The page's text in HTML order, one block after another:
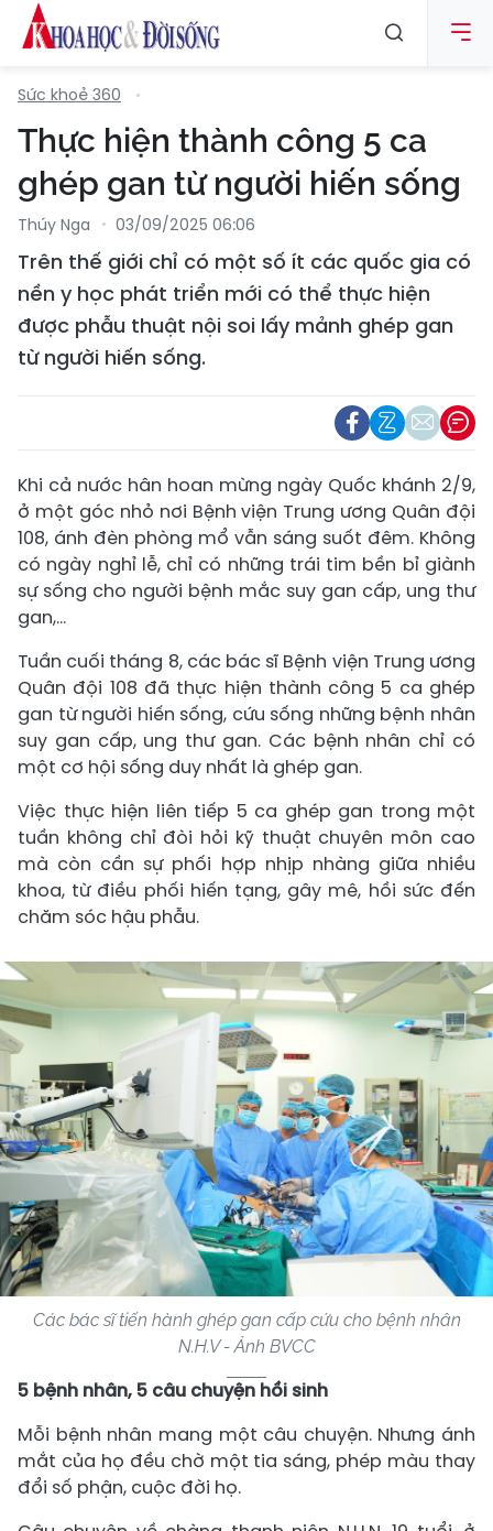
Sức khoẻ 360
Thực hiện thành công 5 ca
ghép gan từ người hiến sống
Thúy Nga 03/09/2025 06:06
Trên thế giới chỉ có một số ít các quốc gia có
nền y học phát triển mới có thể thực hiện
được phẫu thuật nội soi lấy mảnh ghép gan
từ người hiến sống.
Khi cả nước hân hoan mừng ngày Quốc khánh 2/9,
ở một góc nhỏ nơi Bệnh viện Trung ương Quân đội
108, ánh đèn phòng mổ vẫn sáng suốt đêm. Không
có ngày nghỉ lễ, chỉ có những trái tim bền bỉ giành
sự sống cho người bệnh mắc suy gan cấp, ung thư
gan,…
Tuần cuối tháng 8, các bác sĩ Bệnh viện Trung ương
Quân đội 108 đã thực hiện thành công 5 ca ghép
gan từ người hiến sống, cứu sống những bệnh nhân
suy gan cấp, ung thư gan. Các bệnh nhân chỉ có
một cơ hội sống duy nhất là ghép gan.
Việc thực hiện liên tiếp 5 ca ghép gan trong một
tuần không chỉ đòi hỏi kỹ thuật chuyên môn cao
mà còn cần sự phối hợp nhịp nhàng giữa nhiều
khoa, từ điều phối hiến tạng, gây mê, hồi sức đến
chăm sóc hậu phẫu.
Các bác sĩ tiến hành ghép gan cấp cứu cho bệnh nhân
N.H.V - Ảnh BVCC
5 bệnh nhân, 5 câu chuyện hồi sinh
Mỗi bệnh nhân mang một câu chuyện. Nhưng ánh
mắt của họ đều chờ một tia sáng, phép màu thay
đổi số phận, cuộc đời họ.